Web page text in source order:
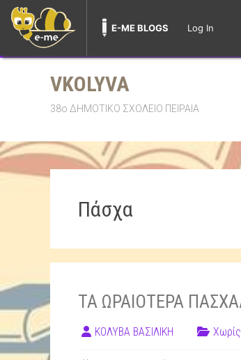
E-ME BLOGS Log In
Skip
VKOLYVA
38ο ΔΗΜΟΤΙΚΟ ΣΧΟΛΕΙΟ ΠΕΙΡΑΙΑ
Πάσχα
ΤΑ ΩΡΑΙΟΤΕΡΑ
ΚΟΛΥΒΑ ΒΑΣΙΛΙΚΗ